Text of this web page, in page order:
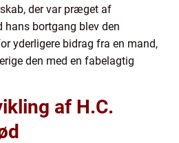
der var præget af
bortgang blev den
yderligere bidrag fra en mand,
den med en fabelagtig
af H.C.